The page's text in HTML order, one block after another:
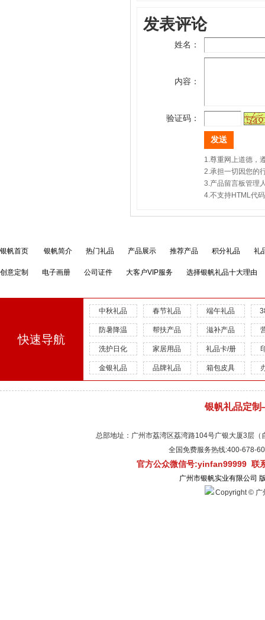
发表评论
姓名：
内容：
验证码：
1.尊重网上道德，
2.承担一切因您的
3.产品留言板管理
4.不支持HTML代
银帆首页 银帆简介 热门礼品 产品展示 推荐产品 积分礼品 礼
创意定制 电子画册 公司证件 大客户VIP服务 选择银帆礼品十大理由
快速导航
中秋礼品 春节礼品 端午礼品
防暑降温 帮扶产品 滋补产品
洗护日化 家居用品 礼品卡/册
金银礼品 品牌礼品 箱包皮具
银帆礼品定
总部地址：广州市荔湾区荔湾路104号广银大厦3层
全国免费服务热线:400-
官方公众微信号:yinfan99999 联
广州市银帆实业有限公司
Copyright © 广